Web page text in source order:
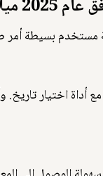
بسيطة أمر
عبر الإنترنت بسهولة،